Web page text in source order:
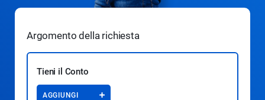
Argomento della richiesta
Tieni il Conto
AGGIUNGI